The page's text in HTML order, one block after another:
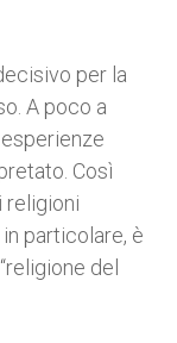
per la
A poco a
Così
religioni
particolare, è
del